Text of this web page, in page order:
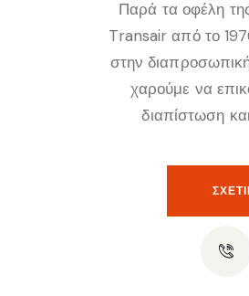
Παρά τα οφέλη
Transair από το
στην
χαρούμε να
διαπίστωση